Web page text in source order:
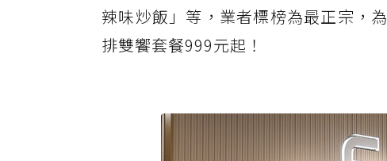
辣味炒飯」等，業者標榜為最正宗，
排雙饗套餐999元起！